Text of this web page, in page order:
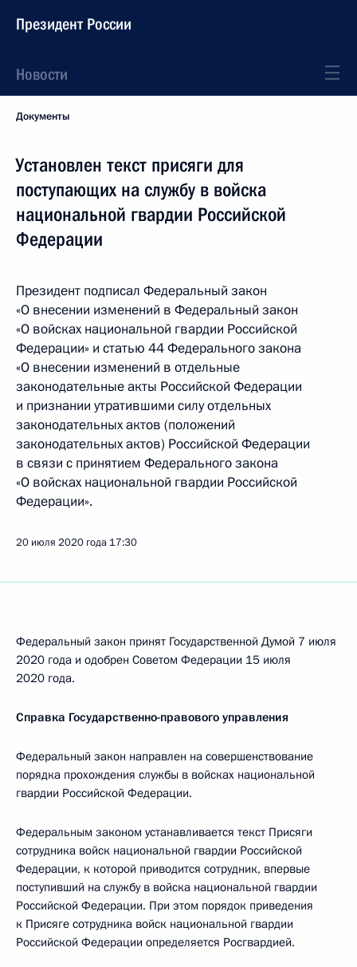
Президент России
Новости
Документы
Установлен текст присяги для
поступающих на службу в войска
национальной гвардии Российской
Федерации
Президент подписал Федеральный закон
«О внесении изменений в Федеральный закон
«О войсках национальной гвардии Российской
Федерации» и статью 44 Федерального закона
«О внесении изменений в отдельные
законодательные акты Российской Федерации
и признании утратившими силу отдельных
законодательных актов (положений
законодательных актов) Российской Федерации
в связи с принятием Федерального закона
«О войсках национальной гвардии Российской
Федерации».
20 июля 2020 года 17:30
Федеральный закон принят Государственной Думой 7 июля
2020 года и одобрен Советом Федерации 15 июля
2020 года.
Справка Государственно-правового управления
Федеральный закон направлен на совершенствование
порядка прохождения службы в войсках национальной
гвардии Российской Федерации.
Федеральным законом устанавливается текст Присяги
сотрудника войск национальной гвардии Российской
Федерации, к которой приводится сотрудник, впервые
поступивший на службу в войска национальной гвардии
Российской Федерации. При этом порядок приведения
к Присяге сотрудника войск национальной гвардии
Российской Федерации определяется Росгвардией.